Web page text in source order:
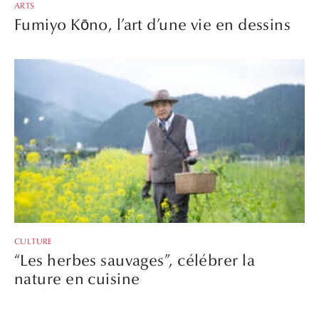
ARTS
Fumiyo Kōno, l’art d’une vie en dessins
CULTURE
“Les herbes sauvages”, célébrer la
nature en cuisine